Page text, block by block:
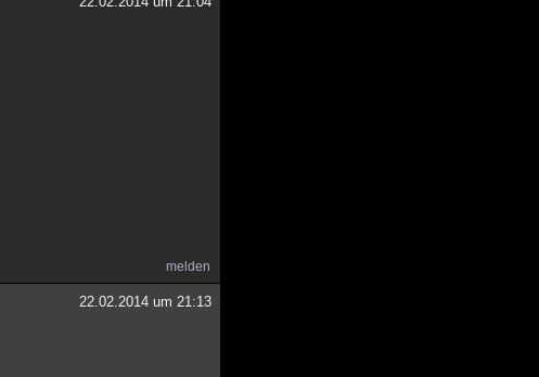
melden
22.02.2014 um 21:13